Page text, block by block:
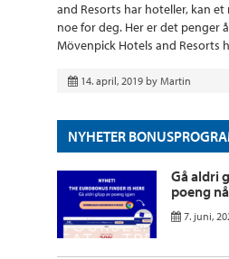
and Resorts har hoteller, kan
noe for deg. Her er det penger
Mövenpick Hotels and Resorts
14. april, 2019 by Martin
NYHETER
Gå aldri
poeng
7. juni,